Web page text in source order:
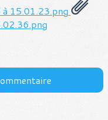
15.01.23.png